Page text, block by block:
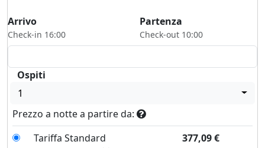
Arrivo
Check-in 16:00
Partenza
Check-out 10:00
Ospiti
1
Prezzo a notte a partire da:
Tariffa Standard
377,09€